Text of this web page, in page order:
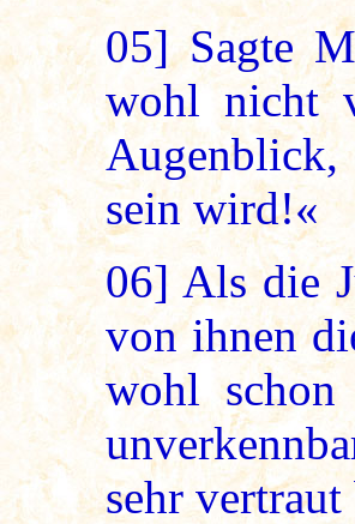
05]Sagte
wohl nicht
Augenblick,
sein wird!«
06] Als die
von ihnen
wohl
sehr vertraut